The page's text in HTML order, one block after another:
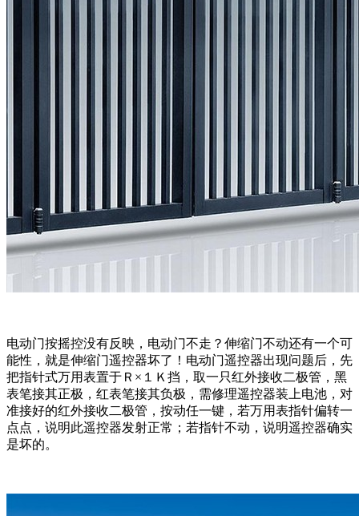
电动门按摇控没有反映，电动门不走？伸缩门不动还有一个可
能性，就是伸缩门遥控器坏了！电动门遥控器出现问题后，先
把指针式万用表置于Ｒ×１Ｋ挡，取一只红外接收二极管，黑
表笔接其正极，红表笔接其负极，需修理遥控器装上电池，对
准接好的红外接收二极管，按动任一键，若万用表指针偏转一
点点，说明此遥控器发射正常；若指针不动，说明遥控器确实
是坏的。